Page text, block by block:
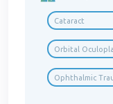
Cataract
Orbital
Ophthalmic